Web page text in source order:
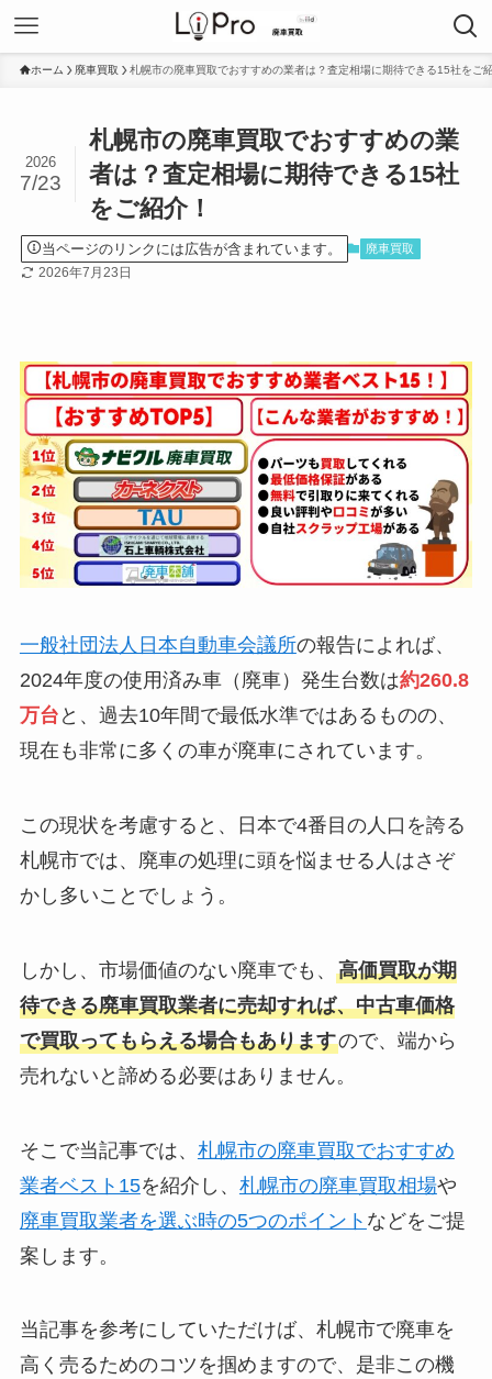
ホーム 廃車買取 札幌市の廃車買取でおすすめの業者は？査定相場に期待できる15社をご
札幌市の廃車買取でおすすめの業
者は？査定相場に期待できる15社
をご紹介！
2026
7/23
当ページのリンクには広告が含まれています。 廃車買取
2026年7月23日
一般社団法人日本自動車会議所の報告によれば、
2024年度の使用済み車（廃車）発生台数は約260.8
万台 と、過去10年間で最低水準ではあるものの、
現在も非常に多くの車が廃車にされています。
この現状を考慮すると、日本で4番目の人口を誇る
札幌市では、廃車の処理に頭を悩ませる人はさぞ
かし多いことでしょう。
しかし、市場価値のない廃車でも、 高価買取が期
待できる廃車買取業者に売却すれば、中古車価格
で買取ってもらえる場合もありますので、端から
売れないと諦める必要はありません。
そこで当記事では、 札幌市の廃車買取でおすすめ
業者ベスト15を紹介し、 札幌市の廃車買取相場や
廃車買取業者を選ぶ時の5つのポイント などをご提
案します。
当記事を参考にしていただけば、札幌市で廃車を
高く売るためのコツを掴めますので、是非この機